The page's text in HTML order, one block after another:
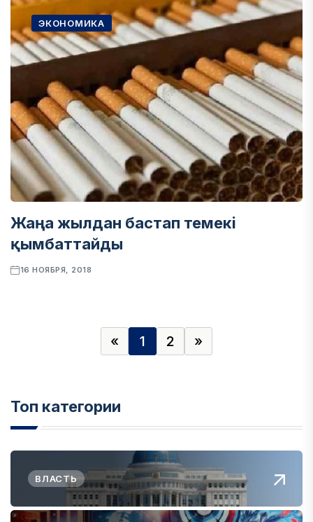
ЭКОНОМИКА
Жаңа жылдан бастап темекі
қымбаттайды
16 НОЯБРЯ, 2018
« 1 2 »
Топ категории
ВЛАСТЬ